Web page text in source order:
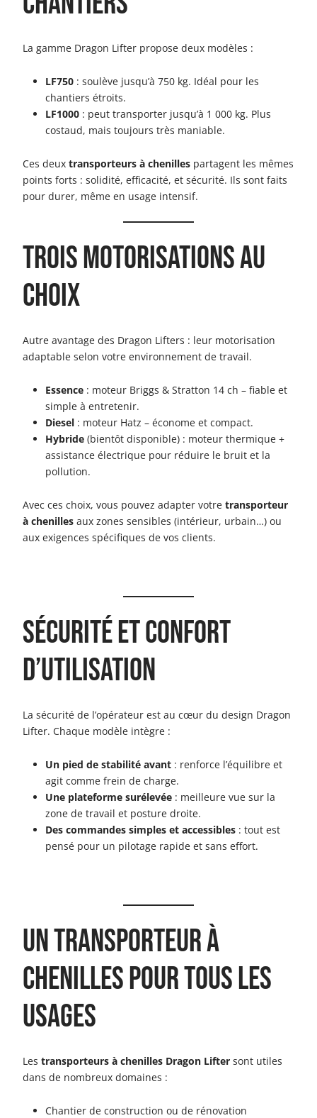
La gamme Dragon Lifter propose deux modèles :
LF750 : soulève jusqu’à 750 kg. Idéal pour les
chantiers étroits.
LF1000 : peut transporter jusqu’à 1 000 kg. Plus
costaud, mais toujours très maniable.
Ces deuxtransporteurs à chenilles partagent les mêmes
points forts : solidité, efficacité, et sécurité. Ils sont faits
pour durer, même en usage intensif.
Trois motorisations au
choix
Autre avantage des Dragon Lifters : leur motorisation
adaptable selon votre environnement de travail.
Essence : moteur Briggs & Stratton 14 ch – fiable et
simple à entretenir.
Diesel : moteur Hatz – économe et compact.
Hybride (bientôt disponible) : moteur thermique +
assistance électrique pour réduire le bruit et la
pollution.
Avec ces choix, vous pouvez adapter votretransporteur
à chenilles aux zones sensibles (intérieur, urbain…) ou
aux exigences spécifiques de vos clients.
Sécurité et confort
d’utilisation
La sécurité de l’opérateur est au cœur du design Dragon
Lifter. Chaque modèle intègre :
Un pied de stabilité avant : renforce l’équilibre et
agit comme frein de charge.
Une plateforme surélevée : meilleure vue sur la
zone de travail et posture droite.
Des commandes simples et accessibles : tout est
pensé pour un pilotage rapide et sans effort.
Un transporteur à
chenilles pour tous les
usages
Lestransporteurs à chenilles Dragon Lifter sont utiles
dans de nombreux domaines :
Chantier de construction ou de rénovation